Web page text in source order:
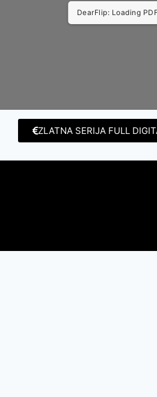
DearFlip: Loading
ZLATNA SERIJA FULL